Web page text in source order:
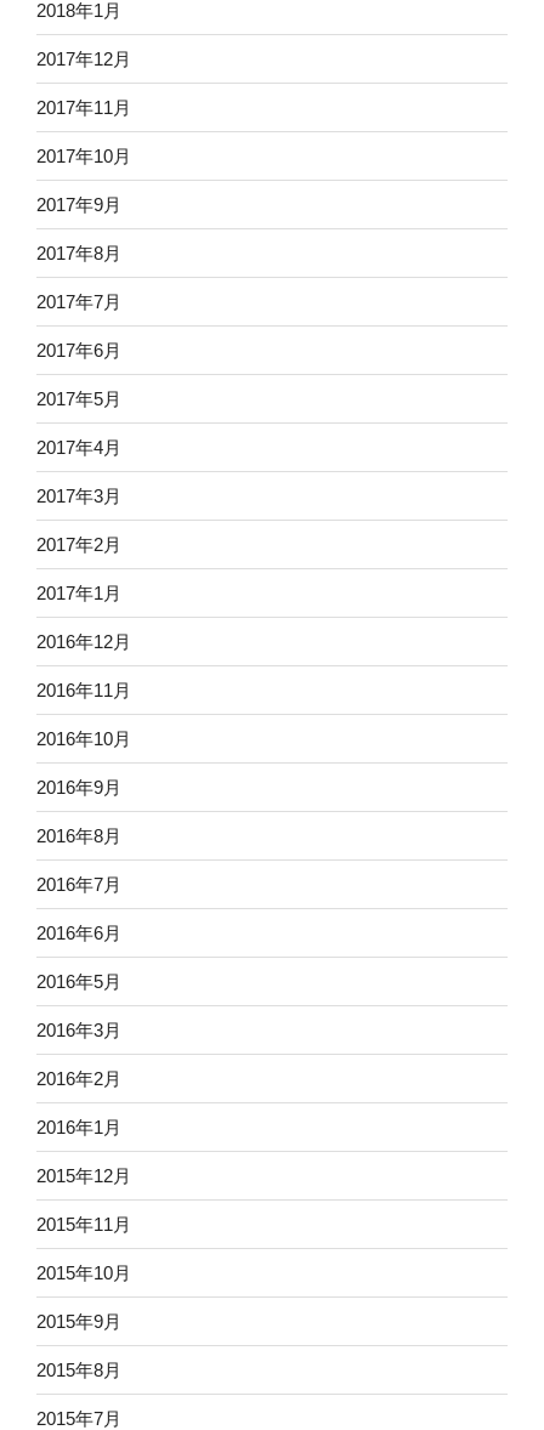
2018年1月
2017年12月
2017年11月
2017年10月
2017年9月
2017年8月
2017年7月
2017年6月
2017年5月
2017年4月
2017年3月
2017年2月
2017年1月
2016年12月
2016年11月
2016年10月
2016年9月
2016年8月
2016年7月
2016年6月
2016年5月
2016年3月
2016年2月
2016年1月
2015年12月
2015年11月
2015年10月
2015年9月
2015年8月
2015年7月